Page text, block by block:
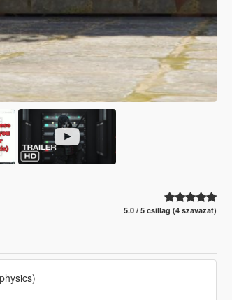
5.0 / 5 csillag (4 szavazat)